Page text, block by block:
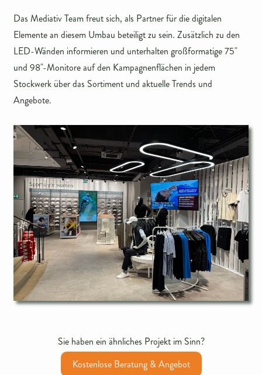
Das Mediativ Team freut sich, als Partner für die digitalen
Elemente an diesem Umbau beteiligt zu sein. Zusätzlich zu den
LED-Wänden informieren und unterhalten großformatige 75"
und 98"-Monitore auf den Kampagnenflächen in jedem
Stockwerk über das Sortiment und aktuelle Trends und
Angebote.
Sie haben ein ähnliches Projekt im Sinn?
Kostenlose Beratung & Angebot